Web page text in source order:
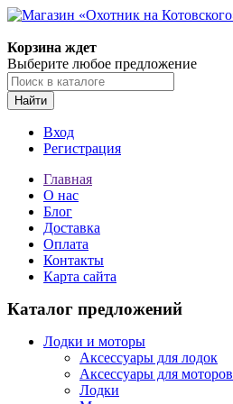
Корзина ждет
Выберите любое предложение
Найти
Вход
Регистрация
Главная
О нас
Блог
Доставка
Оплата
Контакты
Карта сайта
Каталог предложений
Лодки и моторы
Аксессуары для лодок
Аксессуары для моторов
Лодки